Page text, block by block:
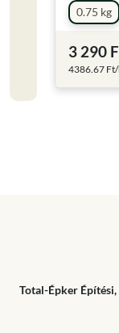
0.75 kg
3 290
4386.67
Total-Épker